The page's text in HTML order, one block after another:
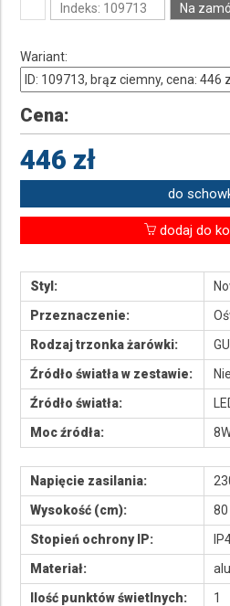
Indeks: 109713 Na
Wariant:
Cena:
446 zł
do
dodaj do
Styl:
Przeznaczenie:
Rodzaj trzonka żarówki:
Źródło światła w zestawie:
Nie
Źródło światła:
Moc źródła:
Napięcie zasilania:
Wysokość (cm):
80
Stopień ochrony IP:
Materiał:
Ilość punktów świetlnych:
1